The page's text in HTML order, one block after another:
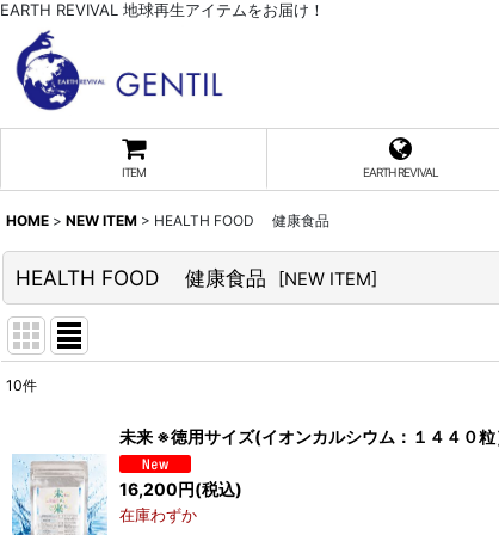
EARTH REVIVAL 地球再生アイテムをお届け！
ITEM EARTH REVIVAL
HOME > NEW ITEM > HEALTH FOOD 健康食品
HEALTH FOOD 健康食品 [NEW ITEM]
並び順:
10件
未来 ※徳用サイズ(イオンカルシウム：１４４０粒
16,200円(税込)
在庫わずか